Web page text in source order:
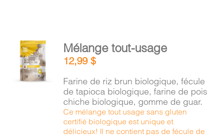
AJOUTER
AU
PANIER
/
DÉTAILS
Mélange tout-usage
12,99$
Farine de riz brun biologique, fécule
de tapioca biologique, farine de pois
chiche biologique, gomme de guar.
Ce mélange tout usage sans gluten
certifié biologique est unique et
délicieux! Il ne contient pas de fécule de